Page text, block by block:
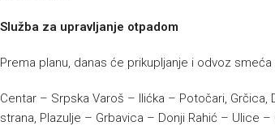
Služba za upravljanje otpadom
Prema planu, danas će prikupljanje i odvoz
Centar – Srpska Varoš – Ilićka – Potočari,
strana, Plazulje – Grbavica – Donji Rahić – Ulice